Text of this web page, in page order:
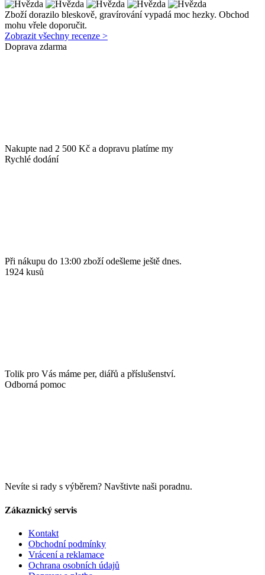
Zboží dorazilo bleskově, gravírování vypadá moc hezky. Obchod
mohu vřele doporučit.
Zobrazit všechny recenze >
Doprava zdarma
Nakupte nad 2 500 Kč a dopravu platíme my
Rychlé dodání
Při nákupu do 13:00 zboží odešleme ještě dnes.
1924 kusů
Tolik pro Vás máme per, diářů a příslušenství.
Odborná pomoc
Nevíte si rady s výběrem? Navštivte naši poradnu.
Zákaznický servis
Kontakt
Obchodní podmínky
Vrácení a reklamace
Ochrana osobních údajů